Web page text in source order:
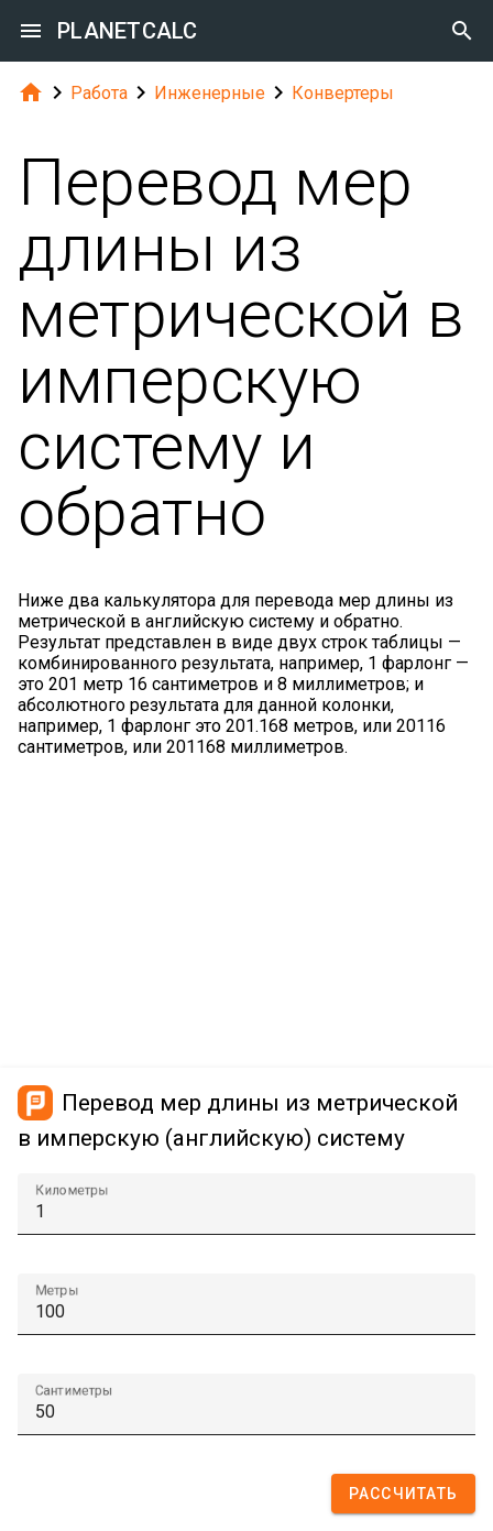
 PLANETCALC 
  Работа  Инженерные  Конвертеры
Перевод мер
длины из
метрической в
имперскую
систему и
обратно
Ниже два калькулятора для перевода мер длины из
метрической в английскую систему и обратно.
Результат представлен в виде двух строк таблицы —
комбинированного результата, например, 1 фарлонг —
это 201 метр 16 сантиметров и 8 миллиметров; и
абсолютного результата для данной колонки,
например, 1 фарлонг это 201.168 метров, или 20116
сантиметров, или 201168 миллиметров.
Перевод мер длины из метрической
в имперскую (английскую) систему
Километры
Метры
Сантиметры
РАССЧИТАТЬ